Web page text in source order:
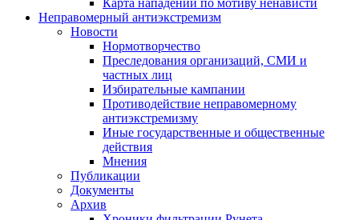
Карта нападений по мотиву ненависти
Неправомерный антиэкстремизм
Новости
Нормотворчество
Преследования организаций, СМИ и
частных лиц
Избирательные кампании
Противодействие неправомерному
антиэкстремизму
Иные государственные и общественные
действия
Мнения
Публикации
Документы
Архив